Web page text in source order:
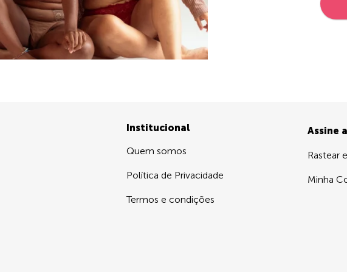
Institucional
Quem somos
Política de Privacidade
Termos e condições
Assine
Rastear
Minha